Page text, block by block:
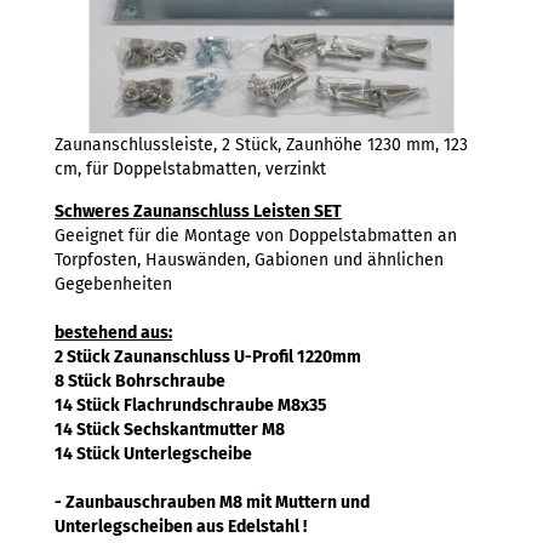
Zaunanschlussleiste, 2 Stück, Zaunhöhe 1230 mm, 123
cm, für Doppelstabmatten, verzinkt
Schweres Zaunanschluss Leisten SET
Geeignet für die Montage von Doppelstabmatten an
Torpfosten, Hauswänden, Gabionen und ähnlichen
Gegebenheiten
bestehend aus:
2 Stück Zaunanschluss U-Profil 1220mm
8 Stück Bohrschraube
14 Stück Flachrundschraube M8x35
14 Stück Sechskantmutter M8
14 Stück Unterlegscheibe
- Zaunbauschrauben M8 mit Muttern und
Unterlegscheiben aus Edelstahl !